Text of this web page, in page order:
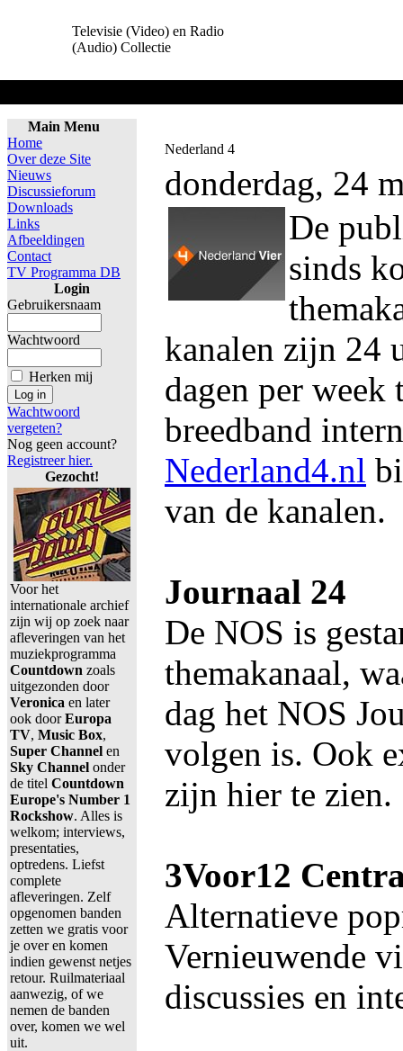
Televisie (Video) en Radio
(Audio) Collectie
Main Menu
Home
Over deze Site
Nieuws
Discussieforum
Downloads
Links
Afbeeldingen
Contact
TV Programma DB
Login
Gebruikersnaam
Wachtwoord
Herken mij
Wachtwoord
vergeten?
Nog geen account?
Registreer hier.
Gezocht!
Voor het
internationale archief
zijn wij op zoek naar
afleveringen van het
muziekprogramma
Countdown zoals
uitgezonden door
Veronica en later
ook doorEuropa
TV, Music Box,
Super Channel en
Sky Channel onder
de titel Countdown
Europe's Number 1
Rockshow. Alles is
welkom; interviews,
presentaties,
optredens. Liefst
complete
afleveringen. Zelf
opgenomen banden
zetten we gratis voor
je over en komen
indien gewenst netjes
retour. Ruilmateriaal
aanwezig, of we
nemen de banden
over, komen we wel
uit.
Nederland 4
donderdag, 24
De
sinds
kanalen zijn 24
dagen per
breedband
Nederland4.nl
van de kanalen.
Journaal 24
De NOS is
themakanaal,
dag het NOS
volgen is. Ook
zijn hier te zien.
3Voor12
Alternatieve
Vernieuwende
discussies en